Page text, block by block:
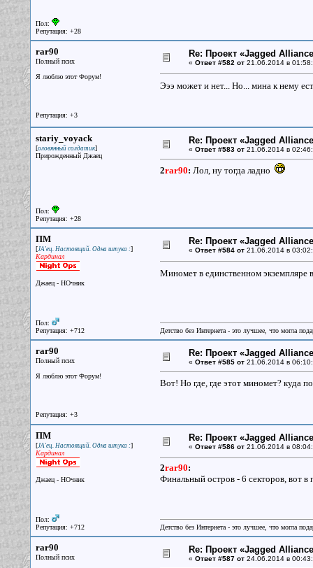
Пол:
Репутация: +28
rar90
Полный псих
Я люблю этот Форум!
Репутация: +3
Re: Проект «Jagged
« Ответ #582 от21.06.2014 в
Эээ может и нет... Но... мина к нему
stariy_voyack
[оловянный солдатик]
Прирожденный Джаец
Пол:
Репутация: +28
Re: Проект «Jagged
« Ответ #583 от21.06.2014 в
2rar90: Лол, ну тогда ладно
ПМ
[JA'ец. Настоящий. Одна штука :]
Кардинал
Джаец - НОчник
Пол:
Репутация: +712
Re: Проект «Jagged
« Ответ #584 от21.06.2014 в
Миномет в единственном экземпляре
Детство без Интернета - это лучшее, что могла
rar90
Полный псих
Я люблю этот Форум!
Репутация: +3
Re: Проект «Jagged
« Ответ #585 от21.06.2014 в
Вот! Но где, где этот миномет? куда
ПМ
[JA'ец. Настоящий. Одна штука :]
Кардинал
Джаец - НОчник
Пол:
Репутация: +712
Re: Проект «Jagged
« Ответ #586 от21.06.2014 в
2rar90:
Финальный остров - 6 секторов, вот в
Детство без Интернета - это лучшее, что могла
rar90
Полный псих
Re: Проект «Jagged
« Ответ #587 от24.06.2014 в